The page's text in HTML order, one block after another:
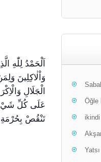
اَلْحَمْدُ لِلّٰهِ
وَاْلٰاكِلِينَ
الْجَلَالِ
عَلَى كُلِّ شَيْءٍ
تَنْقُصْ بِحُرْمَةِ
Öğle
ikindi